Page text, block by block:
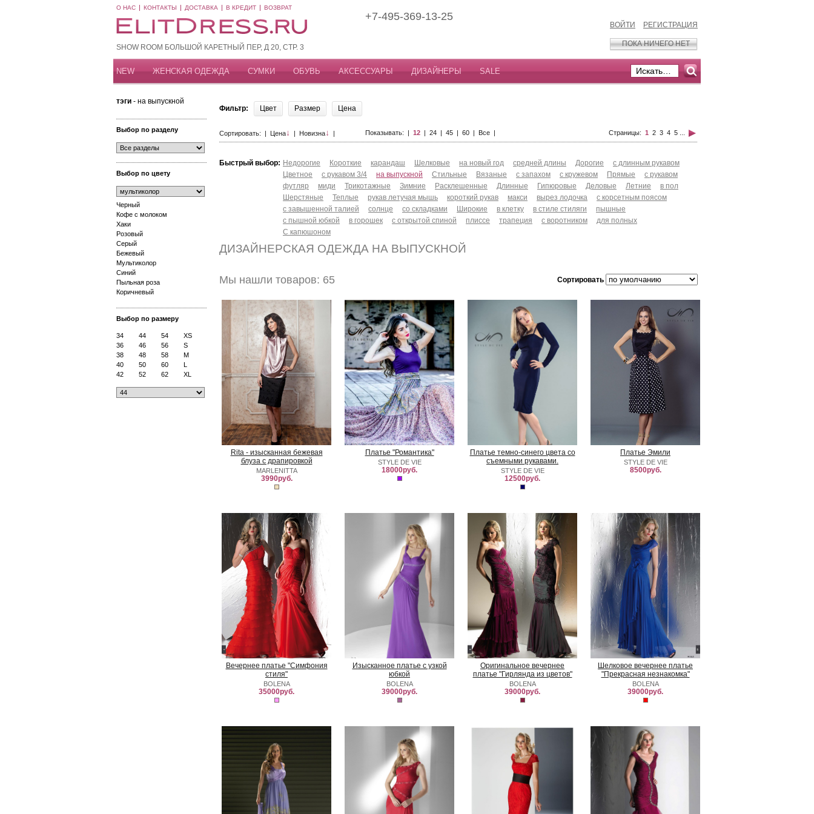
О НАС КОНТАКТЫ ДОСТАВКА В КРЕДИТ ВОЗВРАТ
SHOW ROOM БОЛЬШОЙ КАРЕТНЫЙ ПЕР, Д 20, СТР. 3
+7-495-369-13-25
ВОЙТИ РЕГИСТРАЦИЯ
ПОКА НИЧЕГО НЕТ
NEW ЖЕНСКАЯ ОДЕЖДА СУМКИ ОБУВЬ АКСЕССУАРЫ ДИЗАЙНЕРЫ SALE
тэги - на выпускной
Выбор по разделу
Выбор по цвету
Черный
Кофе с молоком
Хаки
Розовый
Серый
Бежевый
Мультиколор
Синий
Пыльная роза
Коричневый
Выбор по размеру
34 44 54
XS
36
46 56
S
38
48 58
M
40
50 60
L
42
52 62 XL
Фильтр: Цвет Размер Цена
Сортировать: | Цена↓ | Новизна↓ | Показывать: | 12 | 24 | 45 | 60 | Все | Страницы: 1 2 3 4 5
Быстрый выбор: Недорогие Короткие карандаш Шелковые на новый год средней длины Дорогие
с длинным рукавом
Цветное
с рукавом 3/4 на выпускной Стильные Вязаные с запахом с кружевом Прямые
с рукавом
футляр
миди Трикотажные Зимние Расклешенные Длинные Гипюровые Деловые Летние
в пол
Шерстяные
Теплые рукав летучая мышь короткий рукав макси вырез лодочка
с корсетным поясом
с завышенной талией
солнце со складками Широкие в клетку в стиле стиляги
пышные
с пышной юбкой
в горошек с открытой спиной плиссе трапеция с воротником
для полных
С капюшоном
ДИЗАЙНЕРСКАЯ ОДЕЖДА НА ВЫПУСКНОЙ
Мы нашли товаров: 65 Сортировать
Rita - изысканная бежевая
блуза с драпировкой
MARLENITTA
3990руб.
Платье "Романтика"
STYLE DE VIE
18000руб.
Платье темно-синего цвета со
съемными рукавами.
STYLE DE VIE
12500руб.
Платье Эмили
STYLE DE VIE
8500руб.
Вечернее платье "Симфония
стиля"
BOLENA
35000руб.
Изысканное платье с узкой
юбкой
BOLENA
39000руб.
Оригинальное вечернее
платье "Гирлянда из цветов"
BOLENA
39000руб.
Шелковое вечернее платье
"Прекрасная незнакомка"
BOLENA
39000руб.